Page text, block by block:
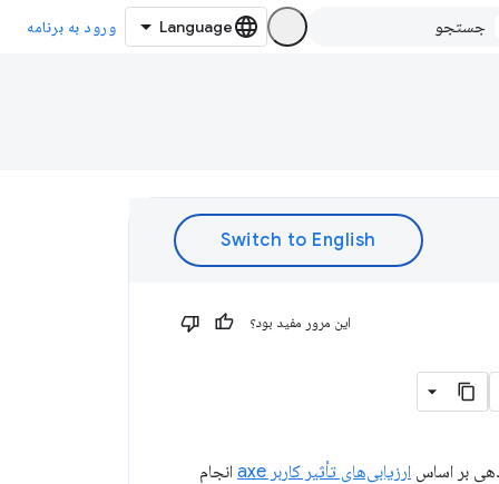
ورود به برنامه
این مرور مفید بود؟
ارزیابی‌های تأثیر کاربر axe
انجام